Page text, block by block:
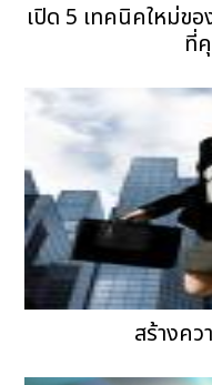
เปิด 5 เทคนิคใหม่ข
ที่
สร้างคว